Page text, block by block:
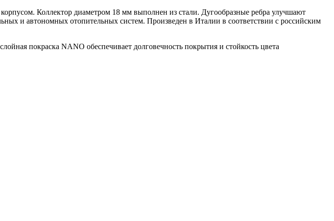
Коллектор диаметром 18 мм выполнен из стали. Дугообразные ребра улучшают
и автономных отопительных систем. Произведен в Италии в соответствии с российским
покраска NANO обеспечивает долговечность покрытия и стойкость цвета